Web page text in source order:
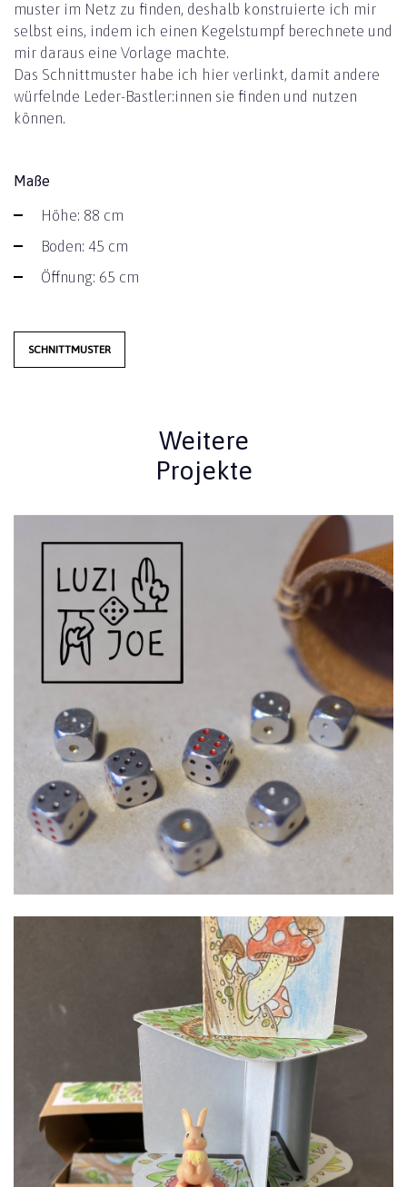
muster im Netz zu finden, deshalb konstruierte ich mir
selbst eins, indem ich einen Kegel­stumpf berechnete und
mir daraus eine Vor­lage machte.
Das Schnitt­muster habe ich hier verlinkt, damit andere
würfelnde Leder-Bastler:innen sie finden und nutzen
können.
Maße
Höhe: 88 cm
Boden: 45 cm
Öffnung: 65 cm
SCHNITTMUSTER
Weitere
Projekte